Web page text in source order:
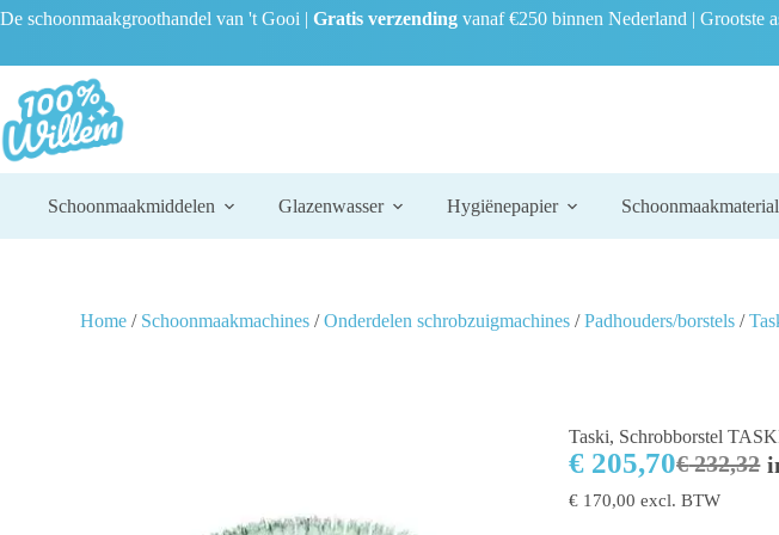
De schoonmaakgroothandel van 't Gooi | Gratis verzending vanaf €250 binnen Nederland | Grootste
Schoonmaakmiddelen Glazenwasser Hygiënepapier
Home / Schoonmaakmachines /Onderdelen schrobzuigmachines /Padhouders/borstels /
Taski, Schrobborstel
€232,32
€ 205,70
€ 170,00 excl. BTW